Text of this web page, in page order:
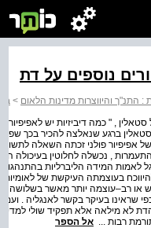
נוספים על דת
: התנ"ך והיווצרות מדינות הלאום >
, " כמה דיביזיות יש
ברגע שנאלצה להכיר בכך
של אפיפיור פולני זכתה השאלה
, נכשלה לחלוטין בעיכולה
המידה הליברליות
בעוצמתה העיקשת של
רב–עוצמה יותר מאשר בשלושה
שראינו בעיקר בקשר לאנגליה . ועם
לא מילאה אלא תפקיד שולי למדיי .
רבות ... אל הספר